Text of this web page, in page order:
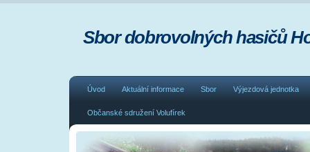
Úvod Aktuální informace Sbor Výjezdová jednotka
Občanské sdružení Volufírek
Sbor dobrovolných hasičů